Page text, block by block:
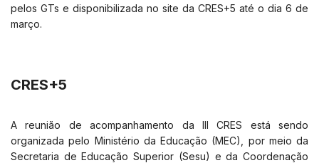
pelos GTs e disponibilizada no site da CRES+5 até o dia 6 de
março.
CRES+5
A reunião de acompanhamento da III CRES está sendo
organizada pelo Ministério da Educação (MEC), por meio da
Secretaria de Educação Superior (Sesu) e da Coordenação